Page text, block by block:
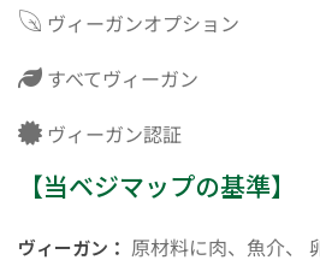
ヴィーガンオプション
すべてヴィーガン
ヴィーガン認証
【当ベジマップの基準】
ヴィーガン： 原材料に肉、魚介、